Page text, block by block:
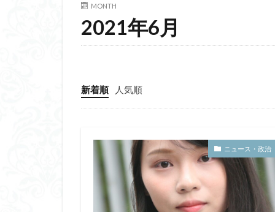
MONTH
2021年6月
新着順 人気順
ニュース・政治